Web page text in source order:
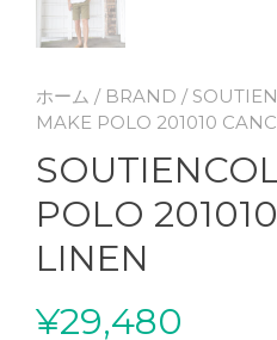
ホーム / BRAND /
MAKE POLO 201010
POLO
LINEN
¥29,480